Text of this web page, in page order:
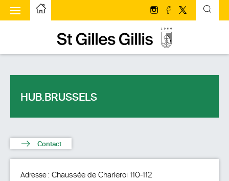
Page d’accueilPage d'accueil Suivez-nous sur
Suivez-nous sur
Suivez-nous
Page d’accueilPage d'accueil
à bascule
HUB.BRUSSELS
Contact
Adresse : Chaussée de Charleroi 110-112